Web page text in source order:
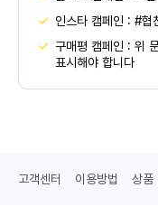
인스타 캠페인 : #협
구매평 캠페인 : 위
표시해야 합니다
고객센터 이용방법 상품